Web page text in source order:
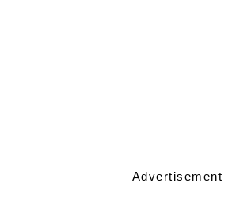
Advertisement